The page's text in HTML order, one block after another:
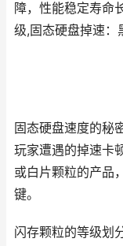
障，性能稳定寿命
级,固态硬盘掉速：
固态硬盘速度的秘
玩家遭遇的掉速卡
或白片颗粒的产品
键。
闪存颗粒的等级划